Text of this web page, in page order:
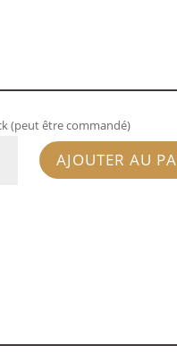
(peut être commandé)
AJOUTER AU